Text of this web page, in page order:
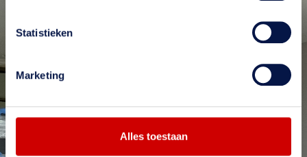
Statistieken
Marketing
Alles toestaan
Meer weten?
Wil je meer weten over onze diensten? Neem